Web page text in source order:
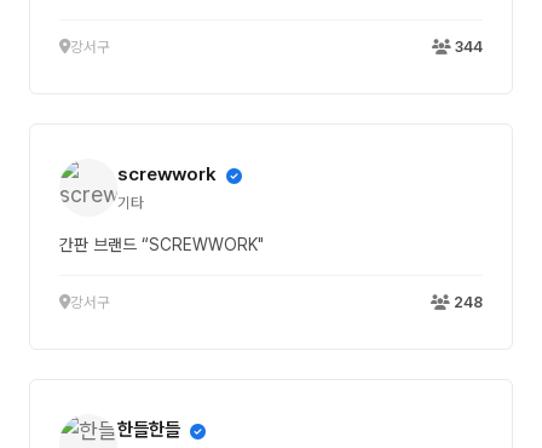
강서구 344
screwwork
기타
간판 브랜드 “SCREWWORK"
강서구 248
한들한들